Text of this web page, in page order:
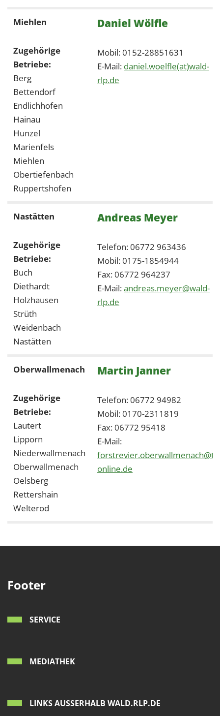
Miehlen
Zugehörige
Betriebe:
Berg
Bettendorf
Endlichhofen
Hainau
Hunzel
Marienfels
Miehlen
Obertiefenbach
Ruppertshofen
Daniel Wölfle
Mobil: 0152-28851631
E-Mail: daniel.woelfle(at)wald-
rlp.de
Nastätten
Zugehörige
Betriebe:
Buch
Diethardt
Holzhausen
Strüth
Weidenbach
Nastätten
Andreas Meyer
Telefon: 06772 963436
Mobil: 0175-1854944
Fax: 06772 964237
E-Mail:andreas.meyer@wald-
rlp.de
Oberwallmenach
Zugehörige
Betriebe:
Lautert
Lipporn
Niederwallmenach
Oberwallmenach
Oelsberg
Rettershain
Welterod
Martin Janner
Telefon: 06772 94982
Mobil: 0170-2311819
Fax: 06772 95418
E-Mail:
forstrevier.oberwallmenach@t-
online.de
Footer
SERVICE
MEDIATHEK
LINKS AUSSERHALB WALD.RLP.DE